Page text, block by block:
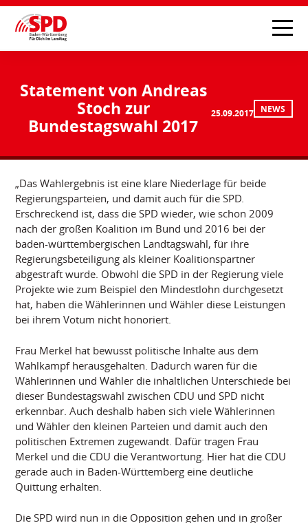
Statement von Andreas
Stoch zur
Bundestagswahl 2017
25.09.2017 NEWS
„Das Wahlergebnis ist eine klare Niederlage für beide
Regierungsparteien, und damit auch für die SPD.
Erschreckend ist, dass die SPD wieder, wie schon 2009
nach der großen Koalition im Bund und 2016 bei der
baden-württembergischen Landtagswahl, für ihre
Regierungsbeteiligung als kleiner Koalitionspartner
abgestraft wurde. Obwohl die SPD in der Regierung viele
Projekte wie zum Beispiel den Mindestlohn durchgesetzt
hat, haben die Wählerinnen und Wähler diese Leistungen
bei ihrem Votum nicht honoriert.
Frau Merkel hat bewusst politische Inhalte aus dem
Wahlkampf herausgehalten. Dadurch waren für die
Wählerinnen und Wähler die inhaltlichen Unterschiede bei
dieser Bundestagswahl zwischen CDU und SPD nicht
erkennbar. Auch deshalb haben sich viele Wählerinnen
und Wähler den kleinen Parteien und damit auch den
politischen Extremen zugewandt. Dafür tragen Frau
Merkel und die CDU die Verantwortung. Hier hat die CDU
gerade auch in Baden-Württemberg eine deutliche
Quittung erhalten.
Die SPD wird nun in die Opposition gehen und in großer